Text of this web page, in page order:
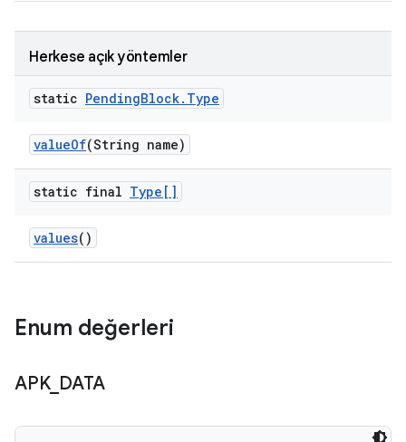
Herkese açık yöntemler
static PendingBlock. Type
valueOf(String name)
static final Type[]
values()
Enum değerleri
APK_ DATA